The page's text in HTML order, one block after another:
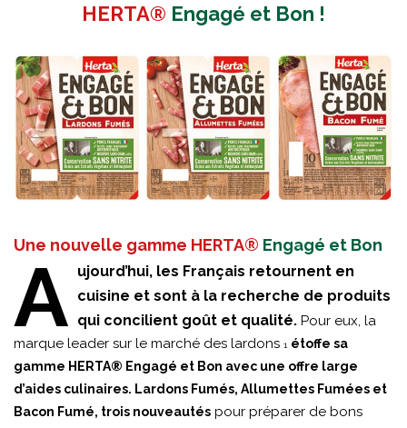
HERTA® Engagé et Bon !
Une nouvelle gamme HERTA® Engagé et Bon
A ujourd’hui, les Français retournent en
cuisine et sont à la recherche de produits
qui concilient goût et qualité. Pour eux, la
marque leader sur le marché des lardons 1 étoffe sa
gamme HERTA® Engagé et Bon avec une offre large
d’aides culinaires. Lardons Fumés, Allumettes Fumées et
Bacon Fumé, trois nouveautés pour préparer de bons